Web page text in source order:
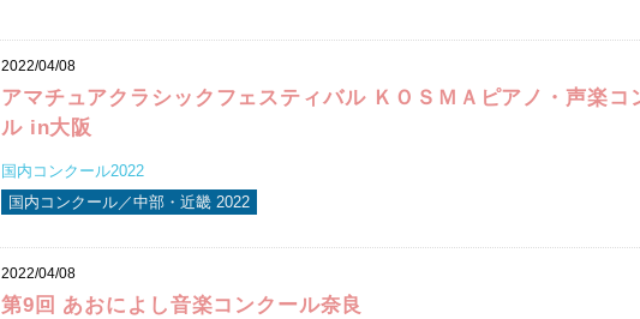
2022/04/08
アマチュアクラシックフェスティバル ＫＯＳＭＡピアノ・声楽コ
ル in大阪
国内コンクール2022
国内コンクール／中部・近畿 2022
2022/04/08
第9回 あおによし音楽コンクール奈良